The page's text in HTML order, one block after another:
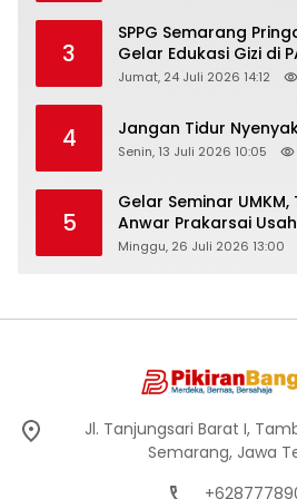
3
SPPG Semarang
Gelar Edukasi Gizi di
Peringati Hari Anak
Jumat, 24 Juli 2026 14:12
4 Jangan Tidur
Senin, 13 Juli 2026 10:05
5
Gelar Seminar UMKM,
Anwar Prakarsai
di Logung
Minggu, 26 Juli 2026 13:00
Jl. Tanjungsari Barat I,
Semarang, Jawa